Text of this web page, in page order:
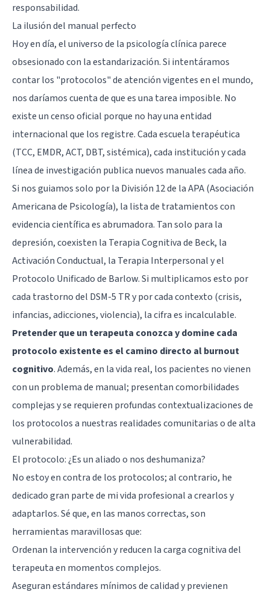
responsabilidad.
La ilusión del manual perfecto
Hoy en día, el universo de la psicología clínica parece
obsesionado con la estandarización. Si intentáramos
contar los "protocolos" de atención vigentes en el mundo,
nos daríamos cuenta de que es una tarea imposible. No
existe un censo oficial porque no hay una entidad
internacional que los registre. Cada escuela terapéutica
(TCC, EMDR, ACT, DBT, sistémica), cada institución y cada
línea de investigación publica nuevos manuales cada año.
Si nos guiamos solo por la División 12 de la APA (Asociación
Americana de Psicología), la lista de tratamientos con
evidencia científica es abrumadora. Tan solo para la
depresión, coexisten la Terapia Cognitiva de Beck, la
Activación Conductual, la Terapia Interpersonal y el
Protocolo Unificado de Barlow. Si multiplicamos esto por
cada trastorno del DSM-5 TR y por cada contexto (crisis,
infancias, adicciones, violencia), la cifra es incalculable.
Pretender que un terapeuta conozca y domine cada
protocolo existente es el camino directo alburnout
cognitivo. Además, en la vida real, los pacientes no vienen
con un problema de manual; presentan comorbilidades
complejas y se requieren profundas contextualizaciones de
los protocolos a nuestras realidades comunitarias o de alta
vulnerabilidad.
El protocolo: ¿Es un aliado o nos deshumaniza?
No estoy en contra de los protocolos; al contrario, he
dedicado gran parte de mi vida profesional a crearlos y
adaptarlos. Sé que, en las manos correctas, son
herramientas maravillosas que:
Ordenan la intervención y reducen la carga cognitiva del
terapeuta en momentos complejos.
Aseguran estándares mínimos de calidad y previenen